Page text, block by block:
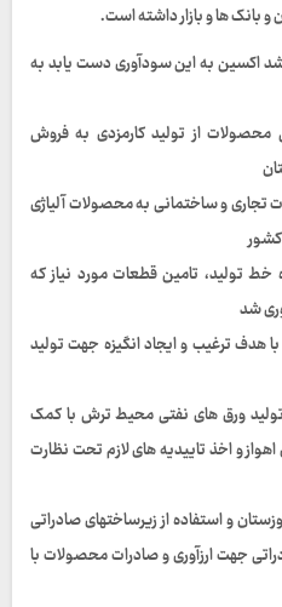
و بانک ها و بازار داشته است.
اکسین به این سودآوری دست یابد به
از تولید کارمزدی به فروش
تجاری و ساختمانی به محصولات آلیاژی
کشور
تولید، تامین قطعات مورد نیاز که
شد
هدف ترغیب و ایجاد انگیزه جهت تولید
تولید ورق های نفتی محیط ترش با کمک
و اخذ تاییدیه های لازم تحت نظارت
و استفاده از زیرساختهای صادراتی
جهت ارزآوری و صادرات محصولات با